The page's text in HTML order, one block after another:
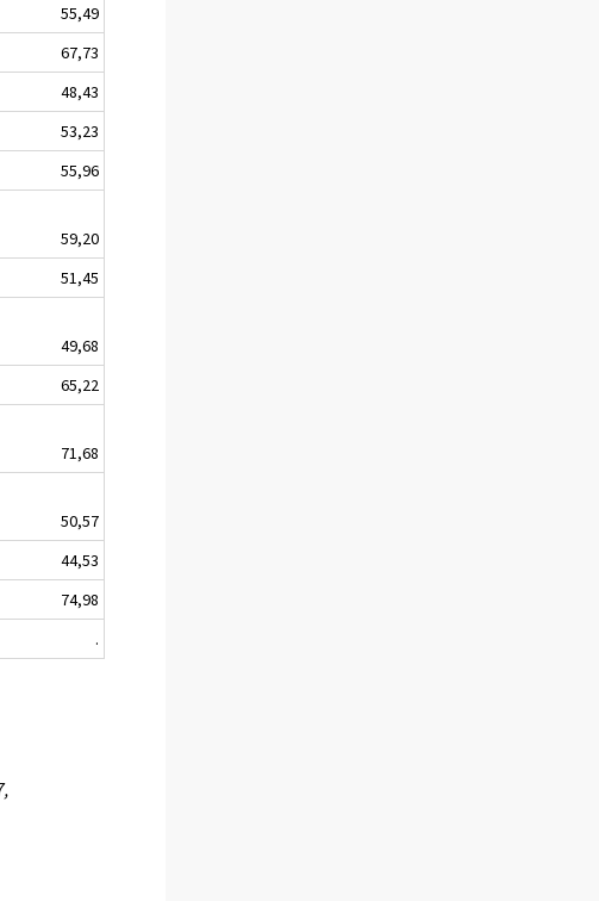
55,49
67,73
48,43
53,23
55,96
59,20
51,45
49,68
65,22
71,68
50,57
44,53
74,98
.